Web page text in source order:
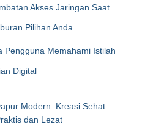
Akses Jaringan Saat
Pilihan Anda
Pengguna Memahami Istilah
Digital
Modern: Kreasi Sehat
dan Lezat